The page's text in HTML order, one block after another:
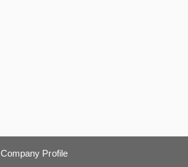
Company Profile